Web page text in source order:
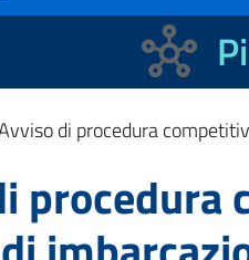
di procedura
procedura